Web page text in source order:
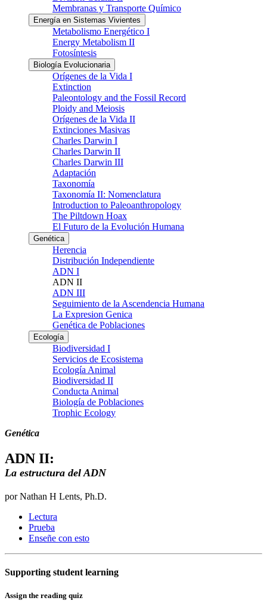
Membranas y Transporte Químico
Energía en Sistemas Vivientes
Metabolismo Energético I
Energy Metabolism II
Fotosíntesis
Biología Evolucionaria
Orígenes de la Vida I
Extinction
Paleontology and the Fossil Record
Ploidy and Meiosis
Orígenes de la Vida II
Extinciones Masivas
Charles Darwin I
Charles Darwin II
Charles Darwin III
Adaptación
Taxonomía
Taxonomía II: Nomenclatura
Introduction to Paleoanthropology
The Piltdown Hoax
El Futuro de la Evolución Humana
Genética
Herencia
Distribución Independiente
ADN I
ADN II
ADN III
Seguimiento de la Ascendencia Humana
La Expresion Genica
Genética de Poblaciones
Ecología
Biodiversidad I
Servicios de Ecosistema
Ecología Animal
Biodiversidad II
Conducta Animal
Biología de Poblaciones
Trophic Ecology
Genética
ADN II:
La estructura del ADN
por Nathan H Lents, Ph.D.
Lectura
Prueba
Enseñe con esto
Supporting student learning
Assign the reading quiz